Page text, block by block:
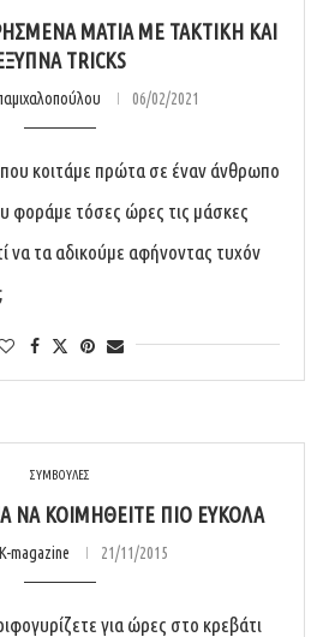
ΜΆΤΙΑ ΜΕ ΤΑΚΤΙΚΉ ΚΑΙ
TRICKS
06/02/2021
που κοιτάμε πρώτα σε έναν άνθρωπο
φοράμε τόσες ώρες τις μάσκες
να τα αδικούμε αφήνοντας τυχόν
ΣΥΜΒΟΥΛΕΣ
ΝΑ ΚΟΙΜΗΘΕΊΤΕ ΠΙΟ ΕΎΚΟΛΑ
magazine 21/11/2015
για ώρες στο κρεβάτι